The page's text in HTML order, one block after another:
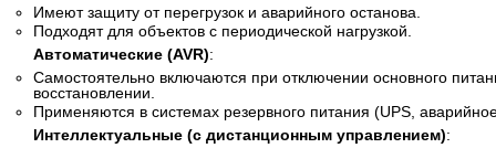
Имеют защиту от перегрузок и аварийного останова.
Подходят для объектов с периодической нагрузкой.
Автоматические (AVR):
Самостоятельно включаются при отключении основного
восстановлении.
Применяются в системах резервного питания (UPS,
Интеллектуальные (с дистанционным управлением):